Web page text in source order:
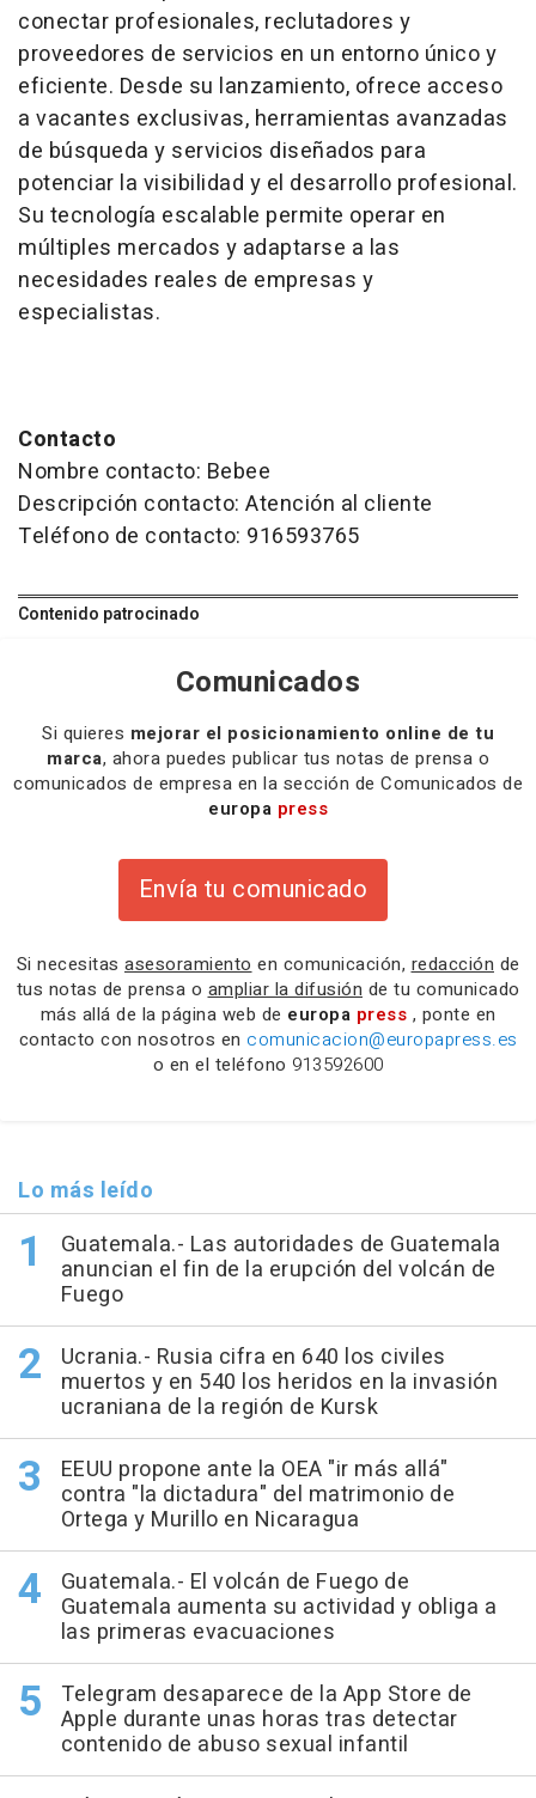
conectar profesionales, reclutadores y
proveedores de servicios en un entorno único y
eficiente. Desde su lanzamiento, ofrece acceso
a vacantes exclusivas, herramientas avanzadas
de búsqueda y servicios diseñados para
potenciar la visibilidad y el desarrollo profesional.
Su tecnología escalable permite operar en
múltiples mercados y adaptarse a las
necesidades reales de empresas y
especialistas.
Contacto
Nombre contacto: Bebee
Descripción contacto: Atención al cliente
Teléfono de contacto: 916593765
Contenido patrocinado
Comunicados
Si quieres mejorar el posicionamiento online de tu
marca, ahora puedes publicar tus notas de prensa o
comunicados de empresa en la sección de Comunicados de
europa press
Envía tu comunicado
Si necesitas asesoramiento en comunicación, redacción de
tus notas de prensa o ampliar la difusión de tu comunicado
más allá de la página web de europa press , ponte en
contacto con nosotros en comunicacion@europapress.es
o en el teléfono 913592600
Lo más leído
Guatemala.- Las autoridades de Guatemala
anuncian el fin de la erupción del volcán de
Fuego
Ucrania.- Rusia cifra en 640 los civiles
muertos y en 540 los heridos en la invasión
ucraniana de la región de Kursk
EEUU propone ante la OEA "ir más allá"
contra "la dictadura" del matrimonio de
Ortega y Murillo en Nicaragua
Guatemala.- El volcán de Fuego de
Guatemala aumenta su actividad y obliga a
las primeras evacuaciones
Telegram desaparece de la App Store de
Apple durante unas horas tras detectar
contenido de abuso sexual infantil